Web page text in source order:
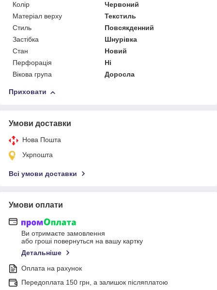
Колір
Червоний
Матеріал верху
Текстиль
Стиль
Повсякденний
Застібка
Шнурівка
Стан
Новий
Перфорація
Ні
Вікова група
Доросла
Приховати
Умови доставки
Нова Пошта
Укрпошта
Всі умови доставки
Умови оплати
Ви отримаєте замовлення
або гроші повернуться на вашу картку
Детальніше
Оплата на рахунок
Передоплата 150 грн, а залишок післяплатою